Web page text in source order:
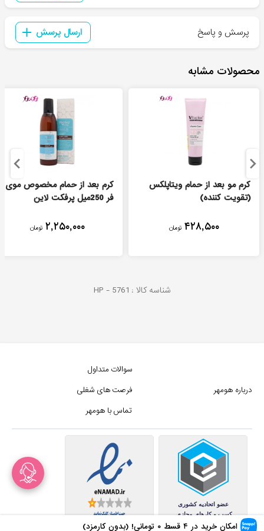
امکان خرید در ۴ قسط ۰ تومانی! (بدون کارمزد)
پرسش و پاسخ ارسال پرسش
محصولات مشابه
کرم مو بعد از حمام ویتاپلکس
(تقویت کننده)
۴۲۸,۵۰۰ تومان
کرم بعد از حمام مخصوص موی
فر 250میل پرفکت لاین
۲,۲۵۰,۰۰۰ تومان
شناسه کالا : HP - 5761
درباره هومهر
سوالات متداول
فرصت های شغلی
تماس با هومهر